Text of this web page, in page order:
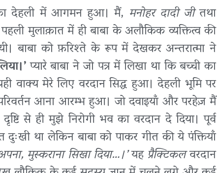
देहली में आगमन हुआ। मैं, मनोहर दादी जीतथा
मुलाक़ात में ही बाबा के अलौकिक व्यक्तित्व की
बाबा को फ़रिश्ते के रूप में देखकर अन्तरात्मा ने
प्यारे बाबा ने जो पत्र में लिखा था कि बच्ची का
वाक्य मेरे लिए वरदान सिद्ध हुआ। देहली भूमि पर
परिवर्तन आना आरम्भ हुआ। जो दवाइयाँ और परहेज़ मैं
से ही मुझे निरोगी भव का वरदान दे दिया। पूर्व
था लेकिन बाबा को पाकर गीत की ये पंक्तियाँ
मुस्कराना सिखा दिया…।’यहप्रैक्टिकलवरदान